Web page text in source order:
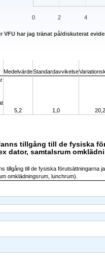
VFU har jag tränat på/diskuterat
0 2 4
MedelvärdeStandardavvikelse
5,2 1,0
tillgång till de fysiska
dator, samtalsrum
tillgång till de fysiska förutsättningarna
omklädningsrum, lunchrum).